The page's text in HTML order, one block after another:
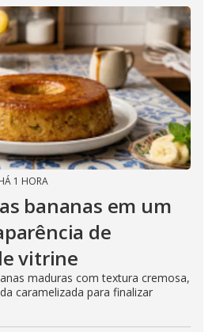
1 HORA
bananas em um
de
vitrine
maduras com textura cremosa,
caramelizada para finalizar